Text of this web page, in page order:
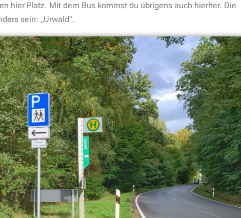
hier Platz. Mit dem Bus kommst du übrigens auch hierher. Die
sein: „Urwald“.